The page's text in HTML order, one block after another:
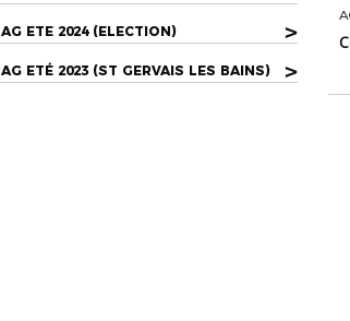
AG ETE 2024 (ELECTION) >
AG ETÉ 2023 (ST GERVAIS LES BAINS) >